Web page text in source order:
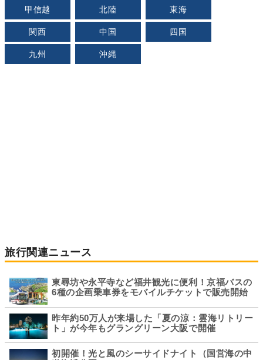
甲信越 北陸 東海
関西 中国 四国
九州 沖縄
旅行関連ニュース
東尋坊や永平寺など福井観光に便利！京福バスの
6種の企画乗車券をモバイルチケットで販売開始
昨年約50万人が来場した「夏の涼：雲海リトリー
ト」が今年もグラングリーン大阪で開催
初開催！光と風のシーサイドナイト（国営海の中